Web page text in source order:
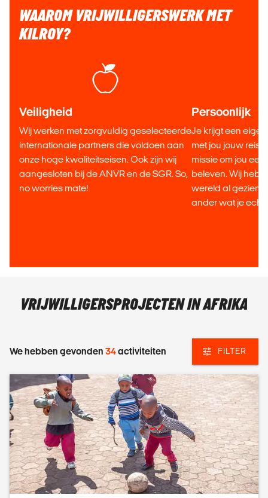
WAAROM VRIJWILLIGERSWERK MET
KILROY?
Veiligheid
Wij werken met zorgvuldig geselecteerde
internationale partners die voldoen aan
onze hoge kwaliteitseisen. Ook zijn wij
aangesloten bij de ANVR en de SGR. So,
no worries mate!
Persoonlijk
Je krijgt een
met jou jouw reis
missie om jou
beleven. Wij
wereld al gezien,
ander wat je echt
VRIJWILLIGERSPROJECTEN IN AFRIKA
We hebben gevonden 34activiteiten FILTER